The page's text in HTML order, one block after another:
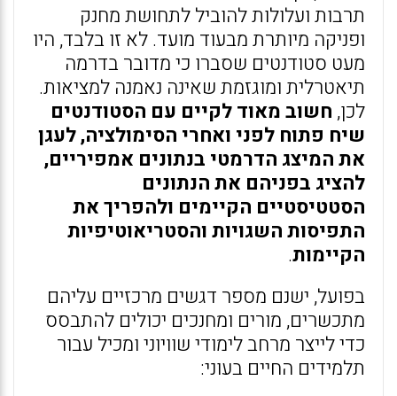
תרבות ועלולות להוביל לתחושת מחנק
ופניקה מיותרת מבעוד מועד. לא זו בלבד, היו
מעט סטודנטים שסברו כי מדובר בדרמה
תיאטרלית ומוגזמת שאינה נאמנה למציאות.
לכן, חשוב מאוד לקיים עם הסטודנטים
שיח פתוח לפני ואחרי הסימולציה, לעגן
את המיצג הדרמטי בנתונים אמפיריים,
להציג בפניהם את הנתונים
הסטטיסטיים הקיימים ולהפריך את
התפיסות השגויות והסטריאוטיפיות
הקיימות.
בפועל, ישנם מספר דגשים מרכזיים עליהם
מתכשרים, מורים ומחנכים יכולים להתבסס
כדי לייצר מרחב לימודי שוויוני ומכיל עבור
תלמידים החיים בעוני: